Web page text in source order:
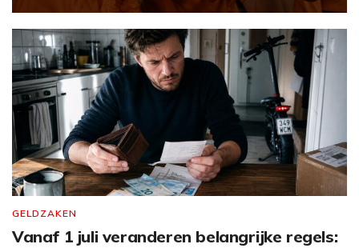
GELDZAKEN
Vanaf 1 juli veranderen belangrijke regels: